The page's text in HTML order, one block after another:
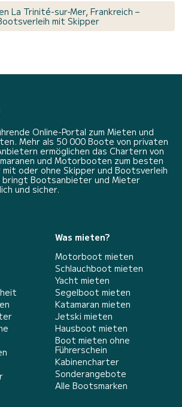
La Trinité-sur-Mer, Frankreich –
mit Skipper
Online-Portal zum Mieten und
Mehr als 50 000 Boote von privaten
ermöglichen das Chartern von
und Motorbooten zum besten
oder ohne Skipper und Bootsverleih
bringt Bootsanbieter und Mieter
und sicher.
Was mieten?
Motorboot mieten
Schlauchboot mieten
Yacht mieten
Segelboot mieten
Katamaran mieten
Jetski mieten
Hausboot mieten
Boot mieten ohne
Führerschein
Kabinencharter
Sonderangebote
Alle Bootsmarken